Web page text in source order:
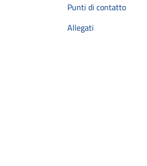
Punti di contatto
Allegati